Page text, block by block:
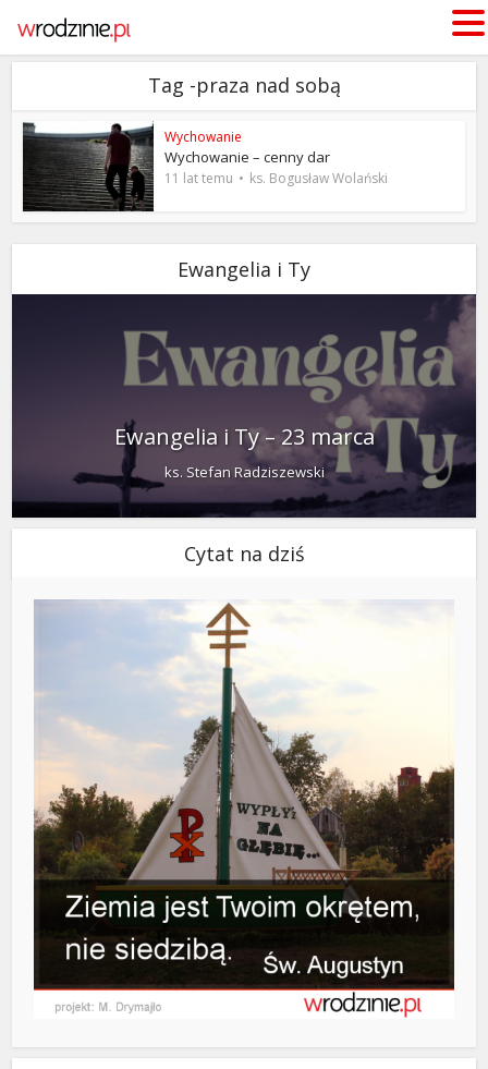
Tag -praza nad sobą
Wychowanie
Wychowanie – cenny dar
11 lat temu ks. Bogusław Wolański
Ewangelia i Ty
Ewangelia i Ty – 23 marca
ks. Stefan Radziszewski
Cytat na dziś